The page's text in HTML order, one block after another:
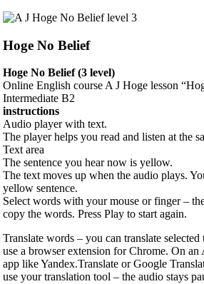
Hoge No Belief
Hoge No Belief (3 level)
Online English course A J Hoge lesson
Intermediate B2
instructions
Audio player with text.
The player helps you read and listen at the
Text area
The sentence you hear now is yellow.
The text moves up when the audio plays.
yellow sentence.
Select words with your mouse or finger –
copy the words. Press Play to start again.
Translate words – you can translate
use a browser extension for Chrome. On an
app like Yandex.Translate or Google
use your translation tool – the audio stays